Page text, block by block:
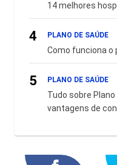
14 melhores
4 PLANO DE SAÚDE
Como funciona o
5 PLANO DE SAÚDE
Tudo sobre
vantagens de